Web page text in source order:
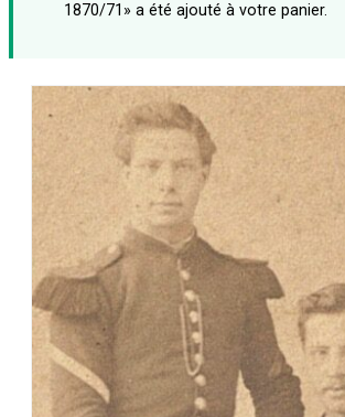
1870/71» a été ajouté à votre panier.